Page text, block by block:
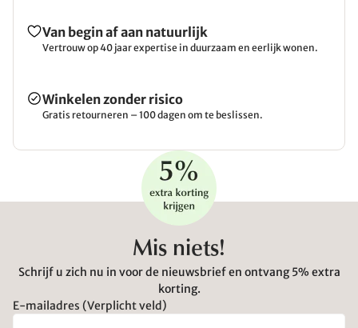
Van begin af aan natuurlijk
Vertrouw op 40 jaar expertise in duurzaam en eerlijk wonen.
Winkelen zonder risico
Gratis retourneren – 100 dagen om te beslissen.
Mis niets!
Schrijf u zich nu in voor de nieuwsbrief en ontvang 5% extra
korting.
E-mailadres (Verplicht veld)